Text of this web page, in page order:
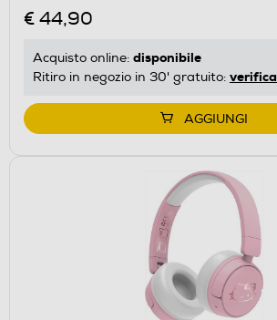
€ 44,90
Acquisto online: disponibile
Ritiro in negozio in 30' gratuito: verifica
AGGIUNGI